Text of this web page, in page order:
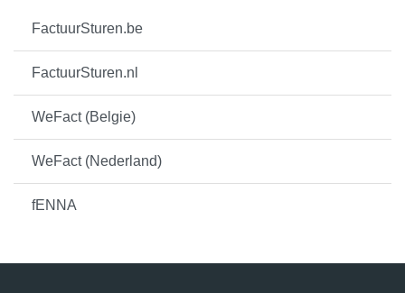
FactuurSturen.be
FactuurSturen.nl
WeFact (Belgie)
WeFact (Nederland)
fENNA